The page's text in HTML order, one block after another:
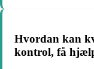
Hvordan kan
kontrol, få